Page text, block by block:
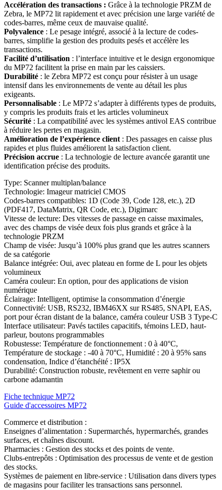
Accélération des transactions : Grâce à la technologie PRZM de
Zebra, le MP72 lit rapidement et avec précision une large variété de
codes-barres, même ceux de mauvaise qualité.
Polyvalence : Le pesage intégré, associé à la lecture de codes-
barres, simplifie la gestion des produits pesés et accélère les
transactions.
Facilité d’utilisation : l’interface intuitive et le design ergonomique
du MP72 facilitent la prise en main par les caissiers.
Durabilité : le Zebra MP72 est conçu pour résister à un usage
intensif dans les environnements de vente au détail les plus
exigeants.
Personnalisable : Le MP72 s’adapter à différents types de produits,
y compris les produits frais et les articles volumineux
Sécurité : La compatibilité avec les systèmes antivol EAS contribue
à réduire les pertes en magasin.
Amélioration de l’expérience client: Des passages en caisse plus
rapides et plus fluides améliorent la satisfaction client.
Précision accrue : La technologie de lecture avancée garantit une
identification précise des produits.
Type: Scanner multiplan/balance
Technologie: Imageur matriciel CMOS
Codes-barres compatibles: 1D (Code 39, Code 128, etc.), 2D
(PDF417, DataMatrix, QR Code, etc.), Digimarc
Vitesse de lecture: Des vitesses de passage en caisse maximales,
avec des champs de visée deux fois plus grands et grâce à la
technologie PRZM
Champ de visée: Jusqu’à 100% plus grand que les autres scanners
de sa catégorie
Balance intégrée: Oui, avec plateau en forme de L pour les objets
volumineux
Caméra couleur: En option, pour des applications de vision
numérique
Éclairage: Intelligent, optimise la consommation d’énergie
Connectivité: USB, RS232, IBM46XX sur RS485, SNAPI, EAS,
port pour écran distant de la balance, caméra couleur USB 3 Type-C
Interface utilisateur: Pavés tactiles capacitifs, témoins LED, haut-
parleur, boutons programmables
Robustesse: Température de fonctionnement : 0 à 40°C,
Température de stockage : -40 à 70°C, Humidité : 20 à 95% sans
condensation, Indice d’étanchéité : IP5X
Durabilité: Construction robuste, revêtement en verre saphir ou
carbone adamantin
Fiche technique MP72
Guide d'accessoires MP72
Commerce et distribution :
Enseignes d’alimentation : Supermarchés, hypermarchés, grandes
surfaces, et chaînes discount.
Pharmacies : Gestion des stocks et des points de vente.
Clubs-entrepôts : Optimisation des processus de vente et de gestion
des stocks.
Systèmes de paiement en libre-service : Utilisation dans divers types
de magasins pour faciliter les transactions sans personnel.